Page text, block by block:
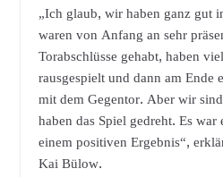
„Ich glaub, wir haben ganz gut
waren von Anfang an sehr
Torabschlüsse gehabt, haben
rausgespielt und dann am Ende
mit dem Gegentor. Aber wir
haben das Spiel gedreht. Es
einem positiven Ergebnis“,
Kai Bülow.